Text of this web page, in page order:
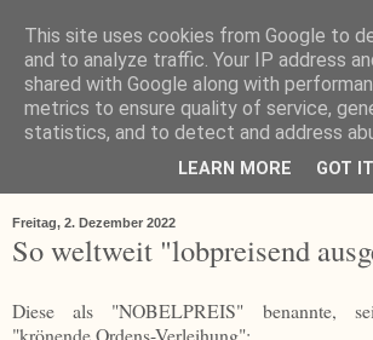
Freitag, 2. Dezember 2022
So weltweit "lobpreisend
Diese als "NOBELPREIS" benannte,
"krönende Ordens-Verleihung":
This site uses cookies from Google to
and to analyze traffic. Your IP address
shared with Google along with
metrics to ensure quality of service,
statistics, and to detect and address
LEARN MORE GOT IT